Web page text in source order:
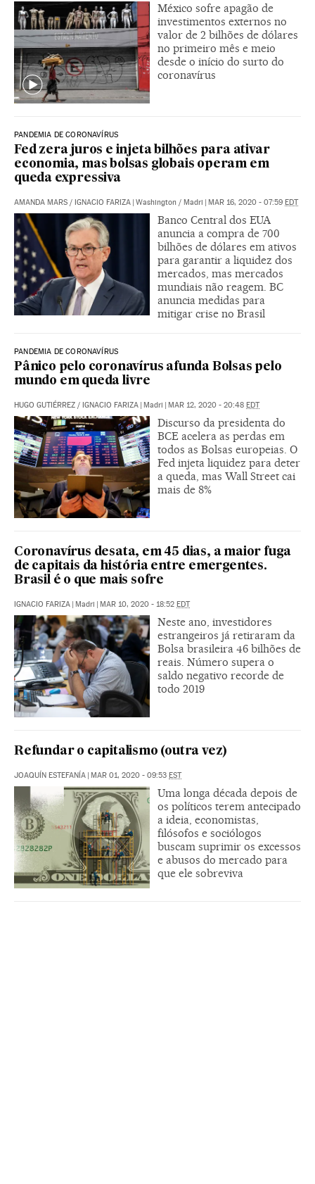
México sofre apagão de
investimentos externos no
valor de 2 bilhões de dólares
no primeiro mês e meio
desde o início do surto do
coronavírus
PANDEMIA DE CORONAVÍRUS
Fed zera juros e injeta bilhões para ativar
economia, mas bolsas globais operam em
queda expressiva
AMANDA MARS / IGNACIO FARIZA | Washington / Madri | MAR 16, 2020 - 07:59 EDT
Banco Central dos EUA
anuncia a compra de 700
bilhões de dólares em ativos
para garantir a liquidez dos
mercados, mas mercados
mundiais não reagem. BC
anuncia medidas para
mitigar crise no Brasil
PANDEMIA DE CORONAVÍRUS
Pânico pelo coronavírus afunda Bolsas pelo
mundo em queda livre
HUGO GUTIÉRREZ / IGNACIO FARIZA | Madri | MAR 12, 2020 - 20:48 EDT
Discurso da presidenta do
BCE acelera as perdas em
todos as Bolsas europeias. O
Fed injeta liquidez para deter
a queda, mas Wall Street cai
mais de 8%
Coronavírus desata, em 45 dias, a maior fuga
de capitais da história entre emergentes.
Brasil é o que mais sofre
IGNACIO FARIZA | Madri | MAR 10, 2020 - 18:52 EDT
Neste ano, investidores
estrangeiros já retiraram da
Bolsa brasileira 46 bilhões de
reais. Número supera o
saldo negativo recorde de
todo 2019
Refundar o capitalismo (outra vez)
JOAQUÍN ESTEFANÍA | MAR 01, 2020 - 09:53 EST
Uma longa década depois de
os políticos terem antecipado
a ideia, economistas,
filósofos e sociólogos
buscam suprimir os excessos
e abusos do mercado para
que ele sobreviva